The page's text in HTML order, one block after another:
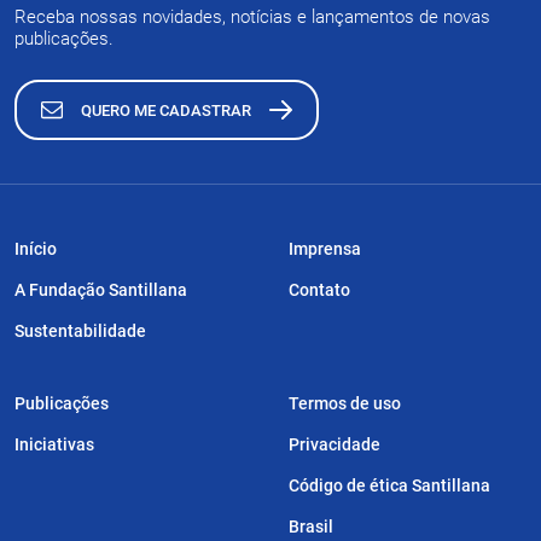
Receba nossas novidades, notícias e lançamentos de novas
publicações.
QUERO ME CADASTRAR
Início
A Fundação Santillana
Sustentabilidade
Publicações
Iniciativas
Imprensa
Contato
Termos de uso
Privacidade
Código de ética Santillana
Brasil